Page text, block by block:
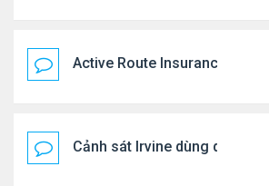
Active Route Insurance
Cảnh sát Irvine dùng drone